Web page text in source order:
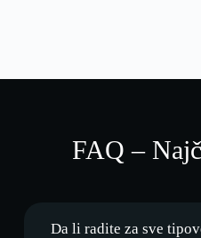
FAQ –
Da li radite za sve